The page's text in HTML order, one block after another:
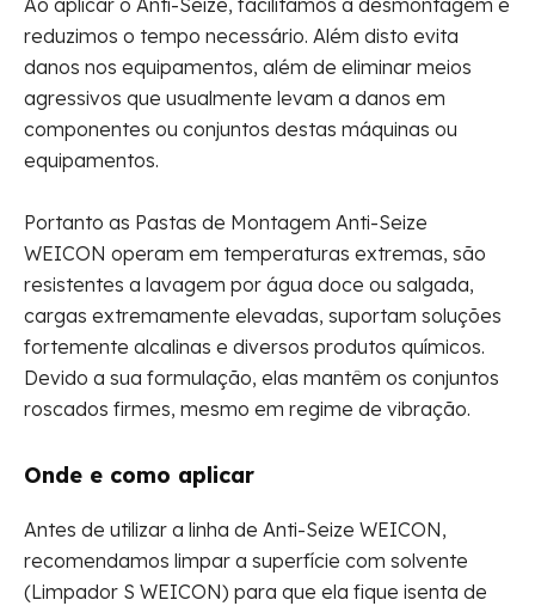
Ao aplicar o Anti-Seize, facilitamos a desmontagem e
reduzimos o tempo necessário. Além disto evita
danos nos equipamentos, além de eliminar meios
agressivos que usualmente levam a danos em
componentes ou conjuntos destas máquinas ou
equipamentos.
Portanto as Pastas de Montagem Anti-Seize
WEICON operam em temperaturas extremas, são
resistentes a lavagem por água doce ou salgada,
cargas extremamente elevadas, suportam soluções
fortemente alcalinas e diversos produtos químicos.
Devido a sua formulação, elas mantêm os conjuntos
roscados firmes, mesmo em regime de vibração.
Onde e como aplicar
Antes de utilizar a linha de Anti-Seize WEICON,
recomendamos limpar a superfície com solvente
(Limpador S WEICON) para que ela fique isenta de